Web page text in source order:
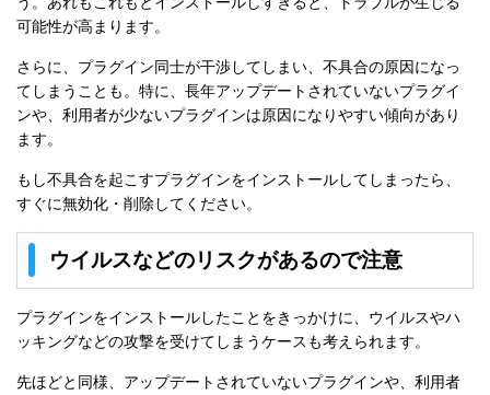
可能性が高まります。
さらに、プラグイン同士が干渉してしまい、不具合の原因になっ
てしまうことも。特に、長年アップデートされていないプラグイ
ンや、利用者が少ないプラグインは原因になりやすい傾向があり
ます。
もし不具合を起こすプラグインをインストールしてしまったら、
すぐに無効化・削除してください。
ウイルスなどのリスクがあるので注意
プラグインをインストールしたことをきっかけに、ウイルスやハ
ッキングなどの攻撃を受けてしまうケースも考えられます。
先ほどと同様、アップデートされていないプラグインや、利用者